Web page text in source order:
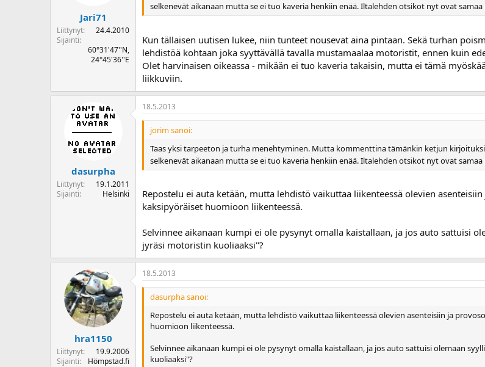
Jari71
Liittynyt
24.4.2010
Sijainti
60°31'47''N,
24°45'36''E
selkenevät aikanaan mutta se ei tuo kaveria henkiin enää. Iltalehden otsikot nyt ovat
Kun tällaisen uutisen lukee, niin tunteet nousevat aina pintaan. Sekä turhan
lehdistöä kohtaan joka syyttävällä tavalla mustamaalaa motoristit, ennen kuin
Olet harvinaisen oikeassa - mikään ei tuo kaveria takaisin, mutta ei tämä
liikkuviin.
dasurpha
Liittynyt
19.1.2011
Sijainti
Helsinki
18.5.2013
jorim sanoi:
Taas yksi tarpeeton ja turha menehtyminen. Mutta kommenttina tämänkin ketjun
selkenevät aikanaan mutta se ei tuo kaveria henkiin enää. Iltalehden otsikot nyt ovat
Repostelu ei auta ketään, mutta lehdistö vaikuttaa liikenteessä olevien
kaksipyöräiset huomioon liikenteessä.
Selvinnee aikanaan kumpi ei ole pysynyt omalla kaistallaan, ja jos auto sattuisi
jyräsi motoristin kuoliaaksi"?
hra1150
Liittynyt
19.9.2006
Sijainti
Hömpstad.fi
18.5.2013
dasurpha sanoi:
Repostelu ei auta ketään, mutta lehdistö vaikuttaa liikenteessä olevien asenteisiin ja
huomioon liikenteessä.
Selvinnee aikanaan kumpi ei ole pysynyt omalla kaistallaan, ja jos auto sattuisi olemaan
kuoliaaksi"?